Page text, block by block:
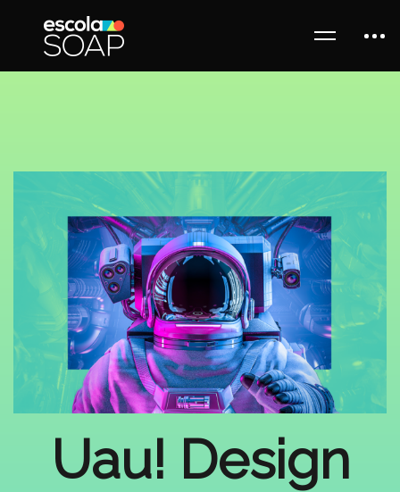
Uau! Design